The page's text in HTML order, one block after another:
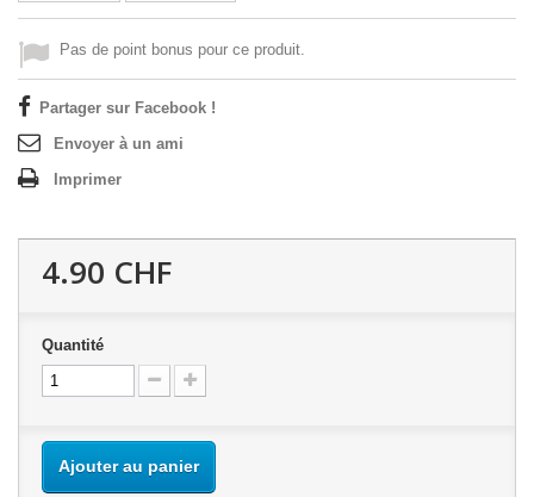
Pas de point bonus pour ce produit.
Partager sur Facebook !
Envoyer à un ami
Imprimer
4.90 CHF
Quantité
Ajouter au panier